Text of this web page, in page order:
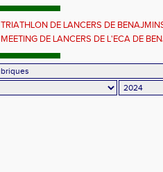
TRIATHLON DE LANCERS DE
MEETING DE LANCERS DE L'ECA DE